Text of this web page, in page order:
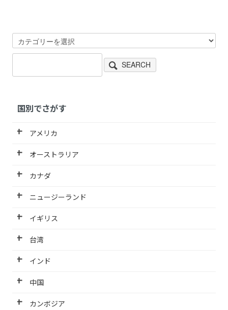
SEARCH
国別でさがす
アメリカ
オーストラリア
カナダ
ニュージーランド
イギリス
台湾
インド
中国
カンボジア